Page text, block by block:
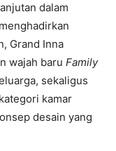
dalam
Grand Inna
wajah baru Family
sekaligus
kategori kamar
desain yang